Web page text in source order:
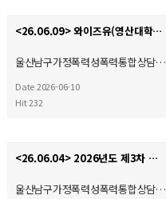
<26.06.09> 와이즈유(영산대학교) 부울경 사회복지·평생교육 기관 협회 2026학년도 산학협력 협약체결…
울산남구가정폭력성폭력통합상담…
Date 2026-06-10
Hit 232
<26.06.04> 2026년도 제3차 사회복지현장실습 종결식
울산남구가정폭력성폭력통합상담…